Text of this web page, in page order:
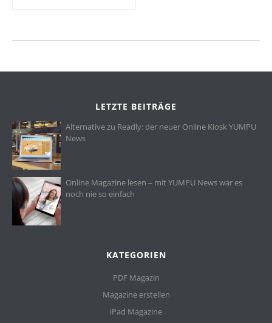
LETZTE BEITRÄGE
Alternative zu Readly: der neuer Online Kiosk YUMPU
News
Online Magazine lesen – mit YUMPU News war es
noch nie so einfach
KATEGORIEN
PDF Magazin
Magazine erstellen
iPad Magazine